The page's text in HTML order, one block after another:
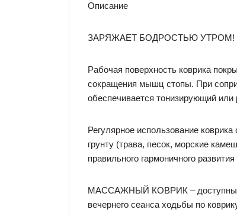
Описание
ЗАРЯЖАЕТ БОДРОСТЬЮ
Рабочая поверхность коврика
сокращения мышц стопы. При
обеспечивается тонизирующий
Регулярное использование
грунту (трава, песок, морские
правильного гармоничного
МАССАЖНЫЙ КОВРИК – доступный,
вечернего сеанса ходьбы по